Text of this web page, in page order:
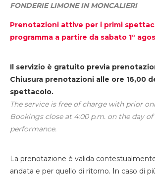
FONDERIE LIMONE IN MONCALIERI
Prenotazioni attive per i primi
programma a partire da sabato 1°
Il servizio è gratuito previa
Chiusura prenotazioni alle ore 16,00
spettacolo.
The service is free of charge with prior
Bookings close at 4:00 p.m. on the day
performance.
La prenotazione è valida
andata e per quello di ritorno. In caso di